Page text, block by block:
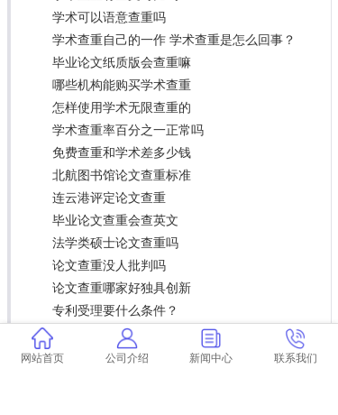
学术可以语意查重吗
学术查重自己的一作 学术查重是怎么回事？
毕业论文纸质版会查重嘛
哪些机构能购买学术查重
怎样使用学术无限查重的
学术查重率百分之一正常吗
免费查重和学术差多少钱
北航图书馆论文查重标准
连云港评定论文查重
毕业论文查重会查英文
法学类硕士论文查重吗
论文查重没人批判吗
论文查重哪家好独具创新
专利受理要什么条件？
论文里面的发展史怎么修改查重 论文查重怎么
查重？
网站首页 公司介绍 新闻中心 联系我们